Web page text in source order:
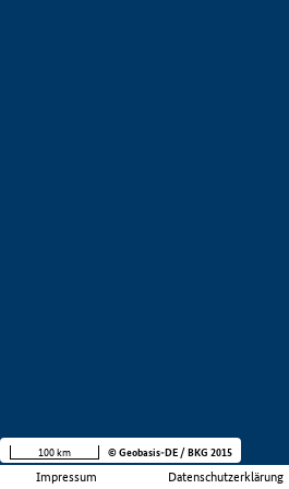
Impressum Datenschutzerklärung
100 km © Geobasis-DE / BKG 2015